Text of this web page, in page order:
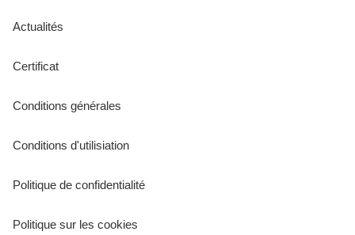
Actualités
Certificat
Conditions générales
Conditions d'utilisiation
Politique de confidentialité
Politique sur les cookies